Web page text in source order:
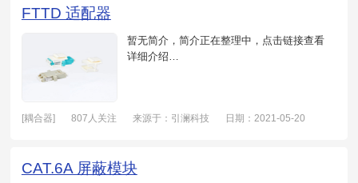
FTTD 适配器
暂无简介，简介正在整理中，点击链接查看
详细介绍…
[耦合器] 807人关注 来源于：引澜科技 日期：2021-05-20
CAT.6A 屏蔽模块